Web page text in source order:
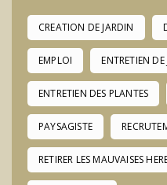
CREATION DE JARDIN
EMPLOI ENTRETIEN DE
ENTRETIEN DES PLANTES
PAYSAGISTE
RETIRER LES MAUVAISES